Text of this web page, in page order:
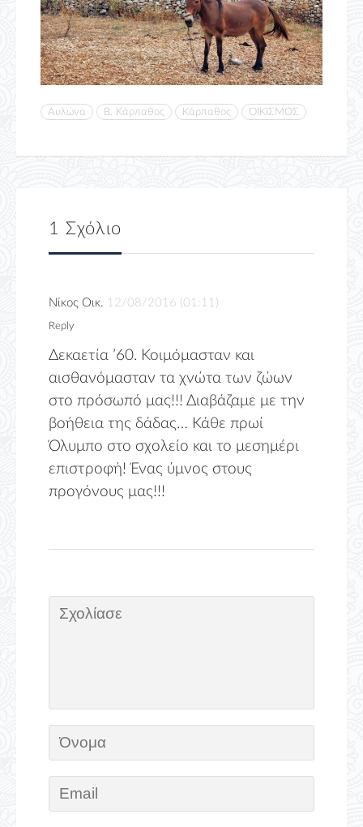
Αυλώνα Β. Κάρπαθος Κάρπαθος ΟΙΚΙΣΜΟΣ
1 Σχόλιο
Νίκος Οικ. 12/08/2016 (01:11)
Reply
Δεκαετία ’60. Κοιμόμασταν και
αισθανόμασταν τα χνώτα των ζώων
στο πρόσωπό μας!!! Διαβάζαμε με την
βοήθεια της δάδας… Κάθε πρωί
Όλυμπο στο σχολείο και το μεσημέρι
επιστροφή! Ένας ύμνος στους
προγόνους μας!!!